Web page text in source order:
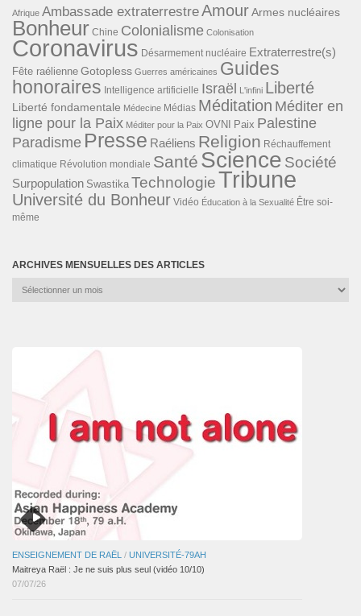
Afrique Ambassade extraterrestreAmourArmes nucléaires
Bonheur Chine Colonialisme Colonisation
Coronavirus Désarmement nucléaire Extraterrestre(s)
Fête raélienne Gotopless Guerres américaines Guides
honoraires Intelligence artificielle Israël L'infini Liberté
Liberté fondamentale Médecine Médias Méditation Méditer en
ligne pour la Paix Méditer pour la Paix OVNI Paix Palestine
Paradisme Presse Raéliens Religion Réchauffement
climatique Révolution mondiale Santé Science Société
Surpopulation Swastika TechnologieTribune
Université du Bonheur Vidéo Éducation à la Sexualité Être soi-
même
ARCHIVES MENSUELLES DES ARTICLES
Archives
ENSEIGNEMENT DE RAËL / UNIVERSITÉ-79AH
Maitreya Raël : Je ne suis plus seul (vidéo 10/10)
07/07/26